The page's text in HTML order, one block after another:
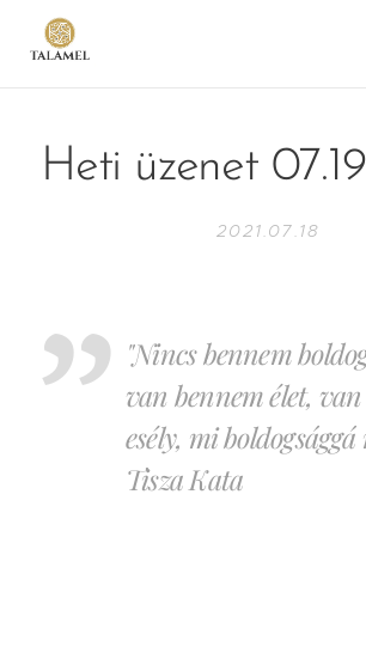
Heti üzenet
2021.07.18
"Nincs bennem
van bennem élet,
esély, mi
Tisza Kata